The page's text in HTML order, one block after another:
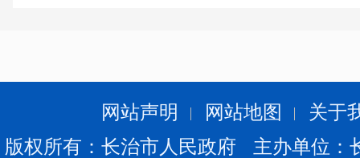
网站声明 网站地图
关于
版权所有：长治市人民政府 主办单位